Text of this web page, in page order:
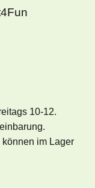
10-12.
im Lager